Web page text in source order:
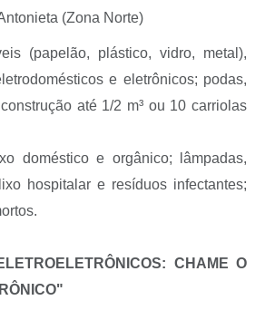
(Zona Norte)
(papelão, plástico, vidro, metal),
e eletrônicos; podas,
até 1/2 m³ ou 10 carriolas
doméstico e orgânico; lâmpadas,
hospitalar e resíduos infectantes;
CHAME O